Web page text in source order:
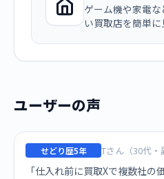
ゲーム機や家電
い買取店を簡単に
ユーザーの声
せどり歴5年 Tさん（30代・
「仕入れ前に買取Xで複数社